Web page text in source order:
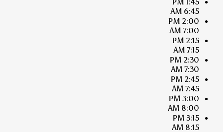
6:45 AM
2:00 PM
7:00 AM
2:15 PM
7:15 AM
2:30 PM
7:30 AM
2:45 PM
7:45 AM
3:00 PM
8:00 AM
3:15 PM
8:15 AM